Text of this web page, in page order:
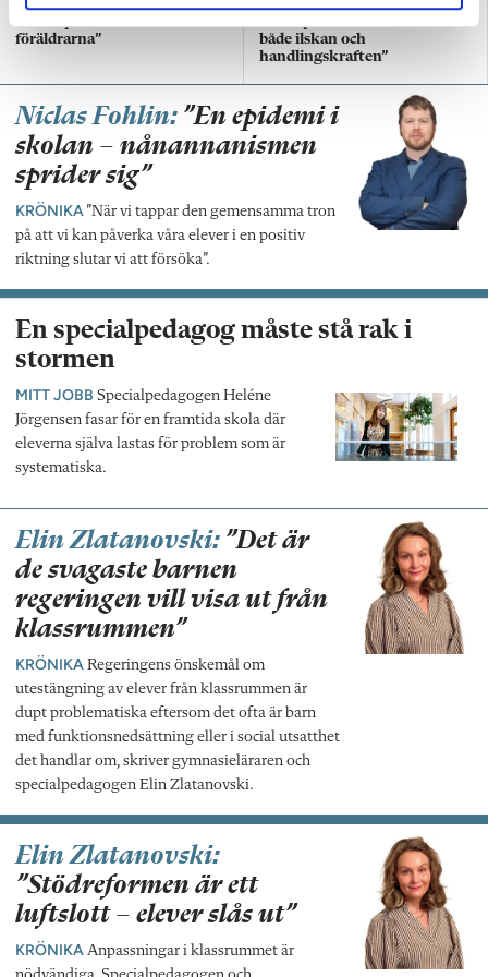
”Vi skapar allianser med
föräldrarna”
Slutreplik: ”Vi måste dela
både ilskan och
handlingskraften”
Niclas Fohlin: ”En epidemi i
skolan – nånannanismen
sprider sig”
KRÖNIKA ”När vi tappar den gemensamma tron
på att vi kan påverka våra elever i en positiv
riktning slutar vi att försöka”.
En specialpedagog måste stå rak i
stormen
MITT JOBB Specialpedagogen Heléne
Jörgensen fasar för en framtida skola där
eleverna själva lastas för problem som är
systematiska.
Elin Zlatanovski: ”Det är
de svagaste barnen
regeringen vill visa ut från
klassrummen”
KRÖNIKA Regeringens önskemål om
utestängning av elever från klassrummen är
dupt problematiska eftersom det ofta är barn
med funktionsnedsättning eller i social utsatthet
det handlar om, skriver gymnasieläraren och
specialpedagogen Elin Zlatanovski.
Elin Zlatanovski:
”Stödreformen är ett
luftslott – elever slås ut”
KRÖNIKA Anpassningar i klassrummet är